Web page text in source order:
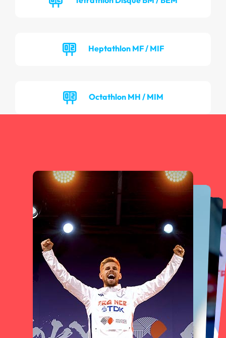
Heptathlon MF / MIF
Octathlon MH / MIM